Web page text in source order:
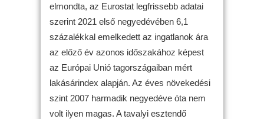
elmondta, az Eurostat legfrissebb adatai
szerint 2021 első negyedévében 6,1
százalékkal emelkedett az ingatlanok ára
az előző év azonos időszakához képest
az Európai Unió tagországaiban mért
lakásárindex alapján. Az éves növekedési
szint 2007 harmadik negyedéve óta nem
volt ilyen magas. A tavalyi esztendő